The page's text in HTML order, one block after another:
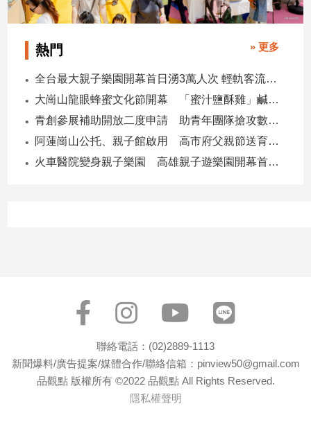
命
理
消
費
健
子/
戲
熱門 » 更多
全台最大親子樂園開幕首日湧3萬人次 輕軌客流增20倍
大崗山龍眼蜂蜜文化節開幕 「蜜汁鹽酥雞」鹹甜跨界搶話題
青創參展補助開放二度申請 助青年團隊搶攻數位轉型商機
阿蓮崗山公托、親子館啟用 高市府父親節送育兒暖禮
火車醫院變身親子樂園 高雄親子遊樂園開幕首日爆棚
聯絡電話：(02)2889-1113
新聞爆料/廣告提案/媒體合作/聯絡信箱：pinview50@gmail.com
品觀點 版權所有 ©2022 品觀點 All Rights Reserved.
隱私權聲明